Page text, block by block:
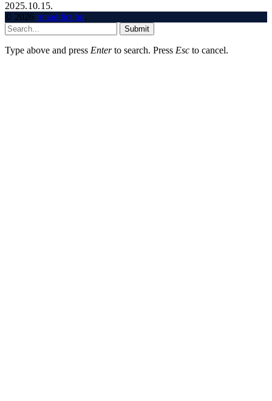
2025.10.15.
© 2026 runaddict.hu.
Submit
Type above and press Enterto search. Press Esc to cancel.